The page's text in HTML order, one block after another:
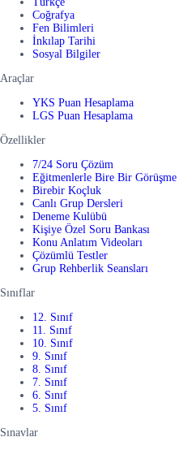
Coğrafya
Fen Bilimleri
İnkılap Tarihi
Sosyal Bilgiler
Araçlar
YKS Puan Hesaplama
LGS Puan Hesaplama
Özellikler
7/24 Soru Çözüm
Eğitmenlerle Bire Bir Görüşme
Birebir Koçluk
Canlı Grup Dersleri
Deneme Kulübü
Kişiye Özel Soru Bankası
Konu Anlatım Videoları
Çözümlü Testler
Grup Rehberlik Seansları
Sınıflar
12. Sınıf
11. Sınıf
10. Sınıf
9. Sınıf
8. Sınıf
7. Sınıf
6. Sınıf
5. Sınıf
Sınavlar